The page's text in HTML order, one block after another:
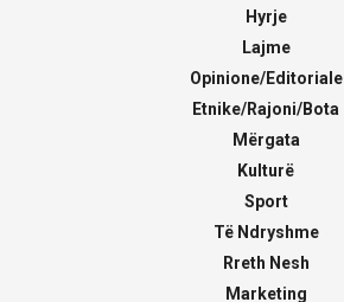
Hyrje
Lajme
Opinione/Editoriale
Etnike/Rajoni/Bota
Mërgata
Kulturë
Sport
Të Ndryshme
Rreth Nesh
Marketing